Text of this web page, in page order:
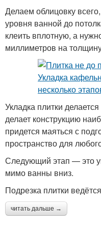
Делаем облицовку
уровня ванной до
клеить вплотную, а
миллиметров на
Укладка плитки
делает конструкцию
придется маяться с
пространство для
Следующий этап — это
мимо ванны вниз.
Подрезка плитки
читать дальше →